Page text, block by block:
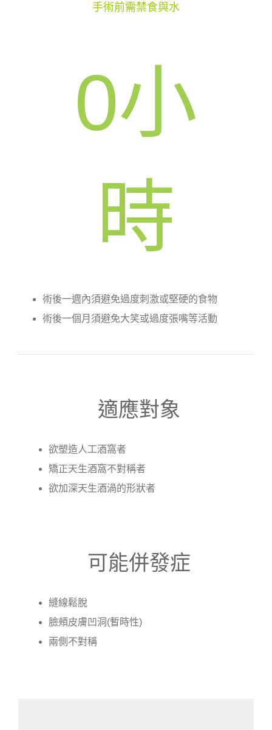
手術前需禁食與水
0小
時
術後一週內須避免過度刺激或堅硬的食物
術後一個月須避免大笑或過度張嘴等活動
適應對象
欲塑造人工酒窩者
矯正天生酒窩不對稱者
欲加深天生酒渦的形狀者
可能併發症
縫線鬆脫
臉頰皮膚凹洞(暫時性)
兩側不對稱